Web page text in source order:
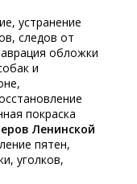
устранение
следов от
обложки
и
покраска
Ленинской
пятен,
уголков,